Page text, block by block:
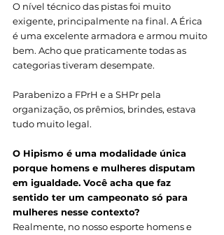
O nível técnico das pistas foi muito
exigente, principalmente na final. A Érica
é uma excelente armadora e armou muito
bem. Acho que praticamente todas as
categorias tiveram desempate.
Parabenizo a FPrH e a SHPr pela
organização, os prêmios, brindes, estava
tudo muito legal.
O Hipismo é uma modalidade única
porque homens e mulheres disputam
em igualdade. Você acha que faz
sentido ter um campeonato só para
mulheres nesse contexto?
Realmente, no nosso esporte homens e